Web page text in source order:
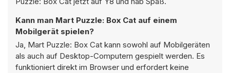
Kann man Mart Puzzle: Box Cat auf einem
Mobilgerät spielen?
Ja, Mart Puzzle: Box Cat kann sowohl auf Mobilgeräten
als auch auf Desktop-Computern gespielt werden. Es
funktioniert direkt im Browser und erfordert keine